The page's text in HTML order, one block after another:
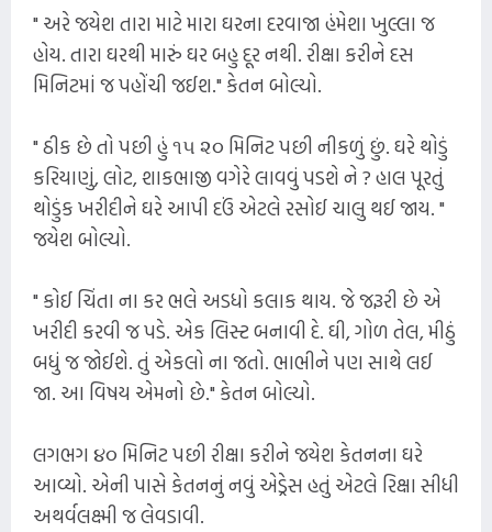
" અરે જયેશ તારા માટે મારા ઘરના દરવાજા હંમેશા ખુલ્લા જ
હોય. તારા ઘરથી મારું ઘર બહુ દૂર નથી. રીક્ષા કરીને દસ
મિનિટમાં જ પહોંચી જઈશ." કેતન બોલ્યો.
" ઠીક છે તો પછી હું ૧૫ ૨૦ મિનિટ પછી નીકળું છું. ઘરે થોડું
કરિયાણું, લોટ, શાકભાજી વગેરે લાવવું પડશે ને ? હાલ પૂરતું
થોડુંક ખરીદીને ઘરે આપી દઉં એટલે રસોઈ ચાલુ થઈ જાય. "
જયેશ બોલ્યો.
" કોઈ ચિંતા ના કર ભલે અડધો કલાક થાય. જે જરૂરી છે એ
ખરીદી કરવી જ પડે. એક લિસ્ટ બનાવી દે. ઘી, ગોળ તેલ, મીઠું
બધું જ જોઈશે. તું એકલો ના જતો. ભાભીને પણ સાથે લઈ
જા. આ વિષય એમનો છે." કેતન બોલ્યો.
લગભગ ૪૦ મિનિટ પછી રીક્ષા કરીને જયેશ કેતનના ઘરે
આવ્યો. એની પાસે કેતનનું નવું એડ્રેસ હતું એટલે રિક્ષા સીધી
અથર્વલક્ષ્મી જ લેવડાવી.